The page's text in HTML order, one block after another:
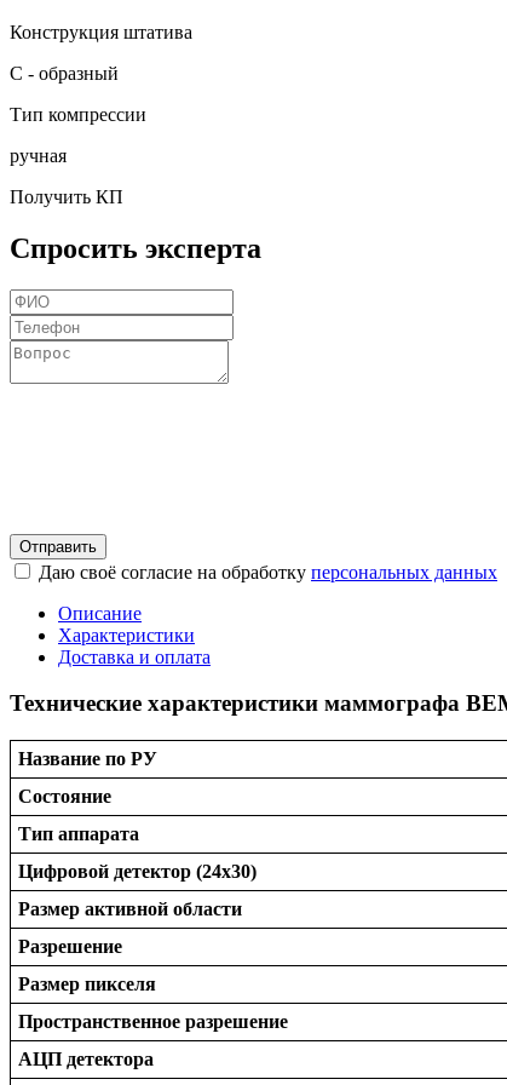
Конструкция штатива
С - образный
Тип компрессии
ручная
Получить КП
Спросить эксперта
Отправить
Даю своё согласие на обработку персональных данных
Описание
Характеристики
Доставка и оплата
Технические характеристики маммографа
Название по РУ
Состояние
Тип аппарата
Цифровой детектор (24х30)
Размер активной области
Разрешение
Размер пикселя
Пространственное разрешение
АЦП детектора